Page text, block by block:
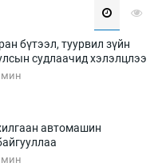
бүтээл, туурвил зүйн
судлаачид хэлэлцлээ
мин
автомашин
мин